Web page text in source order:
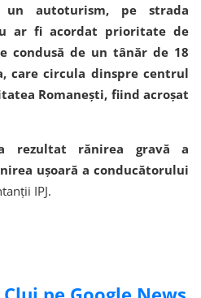
autoturism, pe strada
ar fi acordat prioritate de
condusă de un tânăr de 18
care circula dinspre centrul
Romaneşti, fiind acroşat
rezultat rănirea gravă a
uşoară a conducătorului
IPJ.